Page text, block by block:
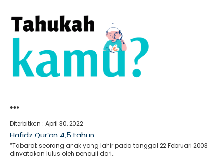
…
Diterbitkan : April 30, 2022
Hafidz Qur’an 4,5 tahun
“Tabarak seorang anak yang lahir pada tanggal 22 Februari 2003
dinyatakan lulus oleh penguji dari..